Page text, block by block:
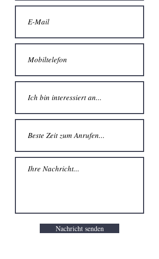
Nachricht senden